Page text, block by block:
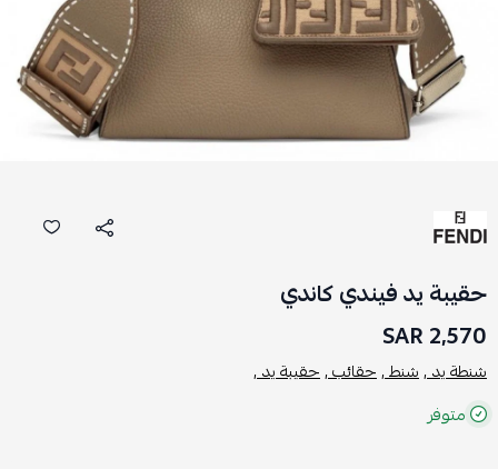
حقيبة يد فيندي كاندي
2,570 SAR
شنطة يد ,شنط ,حقائب ,حقيبة يد ,
متوفر